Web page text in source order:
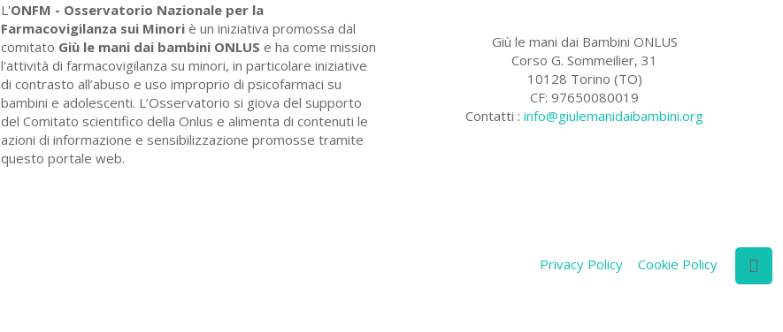
L'ONFM - Osservatorio Nazionale per la
Farmacovigilanza sui Minori è un iniziativa promossa dal
comitato Giù le mani dai bambini ONLUS e ha come mission
l'attività di farmacovigilanza su minori, in particolare iniziative
di contrasto all’abuso e uso improprio di psicofarmaci su
bambini e adolescenti. L’Osservatorio si giova del supporto
del Comitato scientifico della Onlus e alimenta di contenuti le
azioni di informazione e sensibilizzazione promosse tramite
questo portale web.
Giù le mani dai Bambini ONLUS
Corso G. Sommeilier, 31
10128 Torino (TO)
CF: 97650080019
Contatti :info@giulemanidaibambini.org
Privacy Policy Cookie Policy